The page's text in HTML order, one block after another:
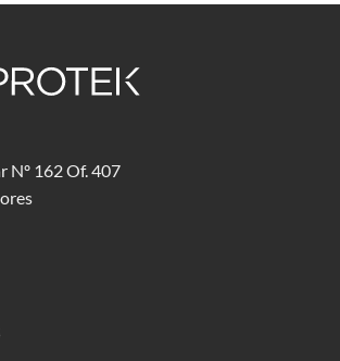
Nº 162 Of. 407